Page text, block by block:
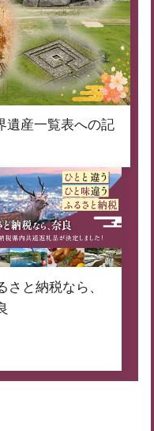
遺産一覧表への記
さと納税なら、